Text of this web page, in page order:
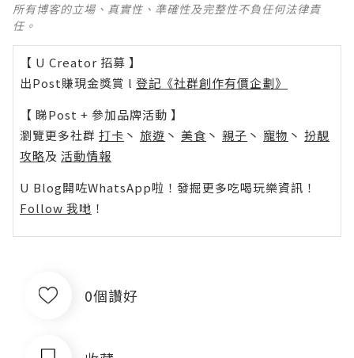
所有博客的立場、真實性、準確性及完整性不負任何法律責
任。
【 U Creator 招募 】
出Post賺現金獎賞 l 登記《社群創作有價企劃》
【 睇Post + 參加品牌活動 】
瀏覽更多社群 打卡 丶 旅遊 丶 美食 丶 親子 丶 寵物 丶 扮靚
攻略及 活動情報
U Blog開咗WhatsApp啦！發掘更多吃喝玩樂資訊！
Follow 我哋 ！
0個讚好